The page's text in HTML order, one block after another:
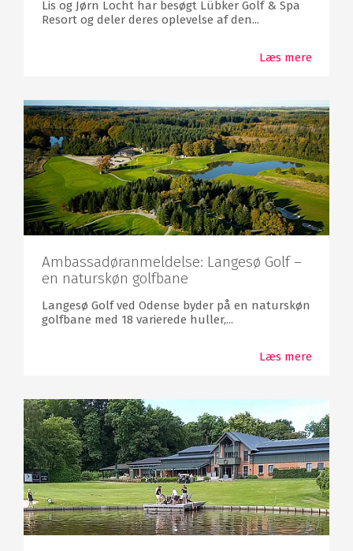
Lis og Jørn Locht har besøgt Lübker Golf & Spa
Resort og deler deres oplevelse af den...
Læs mere
Ambassadøranmeldelse: Langesø Golf –
en naturskøn golfbane
Langesø Golf ved Odense byder på en naturskøn
golfbane med 18 varierede huller,...
Læs mere